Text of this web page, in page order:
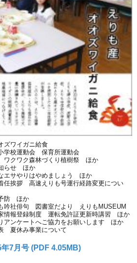
ワイガニ給食
学校運動会 保育所運動会
ワクワク森林づくり植樹祭 ほか
らせ ほか
エサやりはやめましょう ほか
任挨拶 高速えりも号運行経路変更につい
予防 ほか
吟社俳句 図書室だより えりもMUSEUM
情報登録制度 運転免許証更新時講習 ほか
アンケートへご協力をお願いします ほか
夏休み事業について
7月号 (PDF 4.05MB)